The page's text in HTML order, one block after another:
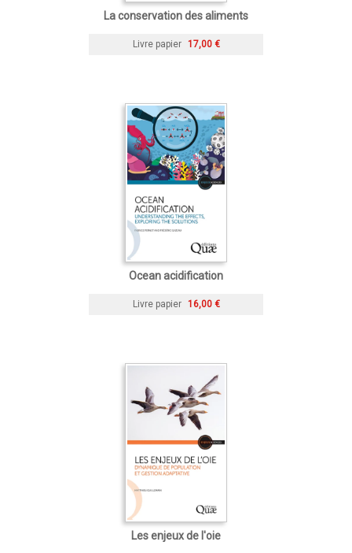
La conservation des aliments
Livre papier 17,00 €
Ocean acidification
Livre papier 16,00 €
Les enjeux de l'oie